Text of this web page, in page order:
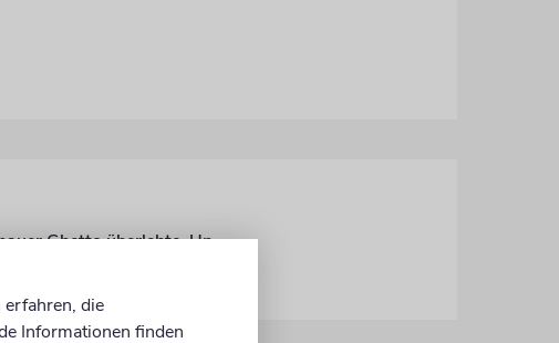
Daniel Donskoy spielt in »The Pianist« Władysław Szpilman, der das Warschauer Ghetto überlebte. Unsere Autorin hat das Stück im George Street Playhouse in den USA gesehen
die
Informationen finden